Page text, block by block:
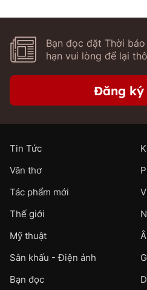
Bạn đọc đặt Thời
hạn vui lòng để lại
Đăng ký
Tin Tức
Văn thơ
Tác phẩm mới
Thế giới
Mỹ thuật
Sân khấu - Điện ảnh
Bạn đọc